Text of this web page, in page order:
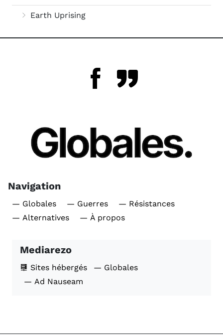
Earth Uprising
Navigation
— Globales — Guerres
— Résistances
— Alternatives
— À propos
Mediarezo
Sites hébergés
— Globales
— Ad Nauseam